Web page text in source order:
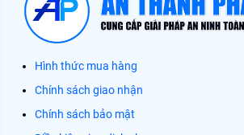
Hình thức mua hàng
Chính sách giao nhận
Chính sách bảo mật